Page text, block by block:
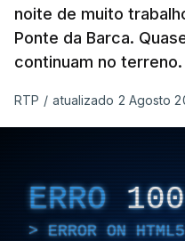
noite de muito
Ponte da Barca.
continuam no terreno.
RTP / atualizado 2 Agosto
ERRO 100
ERROR ON